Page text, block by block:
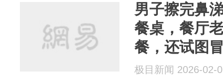
男子擦完鼻
餐桌，餐厅
餐，还试图
极目新闻 2026-02-